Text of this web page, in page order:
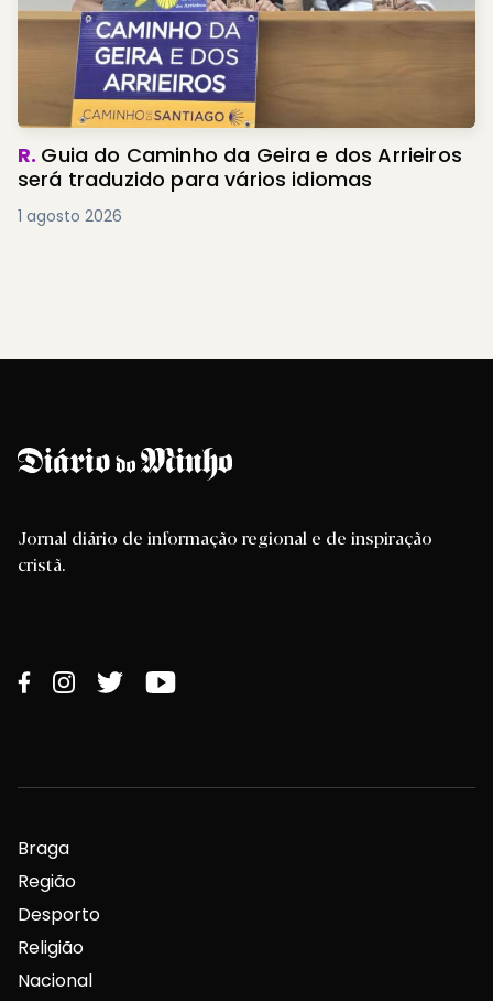
R. Guia do Caminho da Geira e dos Arrieiros
será traduzido para vários idiomas
1 agosto 2026
Jornal diário de informação regional e de inspiração
cristã.
Braga
Região
Desporto
Religião
Nacional